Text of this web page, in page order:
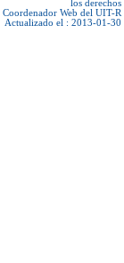
los derechos
Coordenador Web del UIT-R
Actualizado el : 2013-01-30